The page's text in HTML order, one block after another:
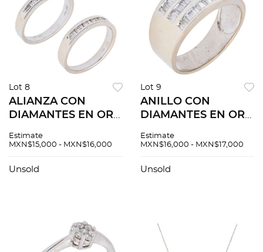
Lot 8
ALIANZA CON
DIAMANTES EN ORO
diamante corte
diamantes distintos
Estimate
MXN$15,000 - MXN$16,000
Unsold
Lot 9
ANILLO CON
DIAMANTES EN ORO
Diamantes corte
~0.45 ct. Peso: 4.2 g.
Estimate
MXN$16,000 - MXN$17,000
Unsold